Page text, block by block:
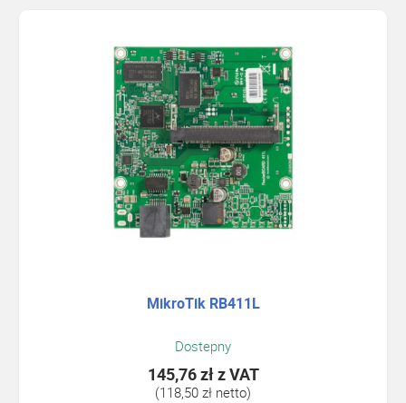
MikroTik RB411L
Dostepny
145,76 złz VAT
(118,50 zł netto)